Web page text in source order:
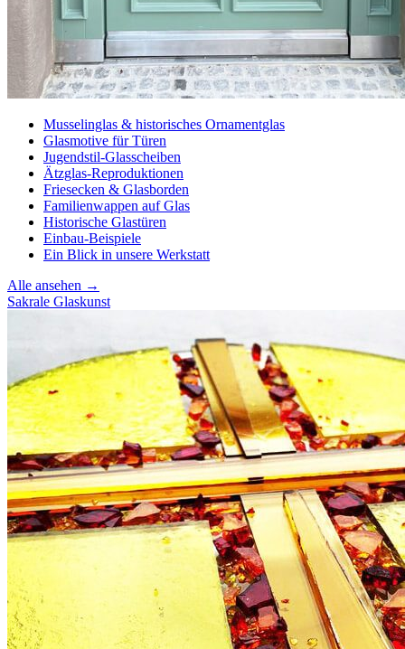
Musselinglas & historisches Ornamentglas
Glasmotive für Türen
Jugendstil-Glasscheiben
Ätzglas-Reproduktionen
Friesecken & Glasborden
Familienwappen auf Glas
Historische Glastüren
Einbau-Beispiele
Ein Blick in unsere Werkstatt
Alle ansehen →
Sakrale Glaskunst